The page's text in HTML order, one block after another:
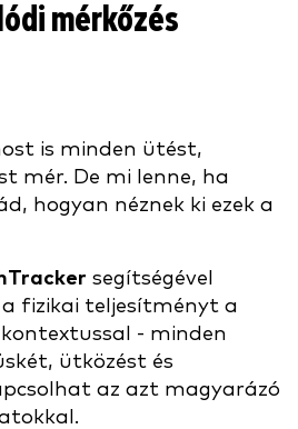
mérkőzés
is minden ütést,
mér. De mi lenne, ha
hogyan néznek ki ezek a
segítségével
fizikai teljesítményt a
- minden
ütközést és
az azt magyarázó